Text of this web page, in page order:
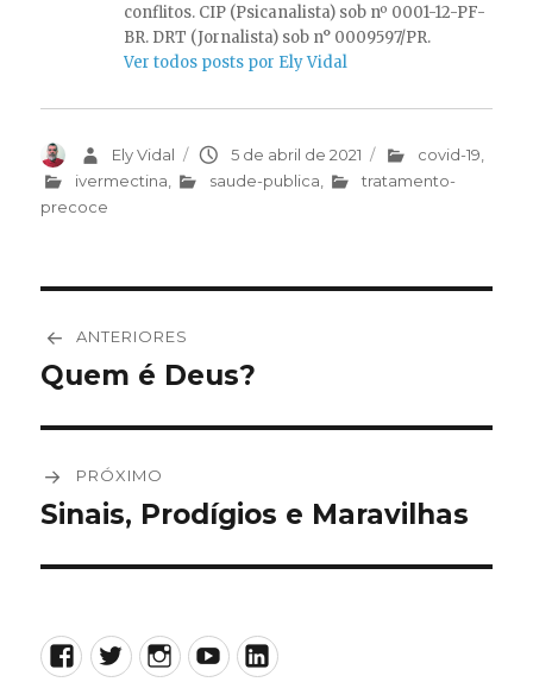
conflitos. CIP (Psicanalista) sob nº 0001-12-PF-
BR. DRT (Jornalista) sob n° 0009597/PR.
Ver todos posts por Ely Vidal
AutorEly Vidal
Publicado
em
5 de abril de 2021 Categorias
covid-19
ivermectina
saude-publica
tratamento-
precoce
de
ANTERIORES
Post
Quem é Deus?
PRÓXIMO
Próximo
Sinais, Prodígios e Maravilhas
Facebook
TwitterInstagram
YouTubeLinkedIn